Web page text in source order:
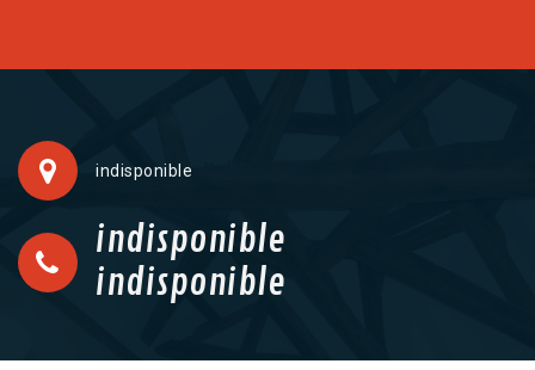
indisponible
indisponible
indisponible